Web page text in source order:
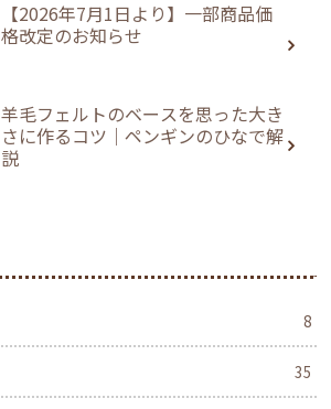
【2026年7月1日より】一部商品価
格改定のお知らせ
羊毛フェルトのベースを思った大き
さに作るコツ｜ペンギンのひなで解
説
8
35